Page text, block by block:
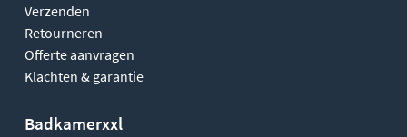
Verzenden
Retourneren
Offerte aanvragen
Klachten & garantie
Badkamerxxl